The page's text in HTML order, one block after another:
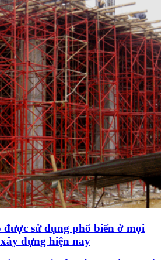
được sử dụng phổ biến ở mọi
dựng hiện nay